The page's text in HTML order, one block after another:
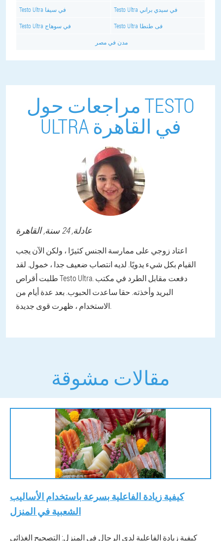
Testo Ultra في سيفا Testo Ultra في سيدي براني
Testo Ultra في سوهاج Testo Ultra فى طنطا
مدن في مصر
مراجعات حول TESTO
ULTRA في القاهرة
عادلة, 24 سنة, القاهرة
اعتاد زوجي على ممارسة الجنس كثيرًا ، ولكن الآن يجب
القيام بكل شيء يدويًا. لديه انتصاب ضعيف جدا ، خمول. لقد
طلبت أقراص Testo Ultra. دفعت مقابل الطرد في مكتب
البريد وأخذته. حقا ساعدت الحبوب. بعد عدة أيام من
الاستخدام ، ظهرت قوى جديدة.
مقالات مشوقة
كيفية زيادة الفاعلية بسرعة باستخدام الأساليب
الشعبية في المنزل
كيفية زيادة الفاعلية لدى الرجال في المنزل: التصحيح الغذائي